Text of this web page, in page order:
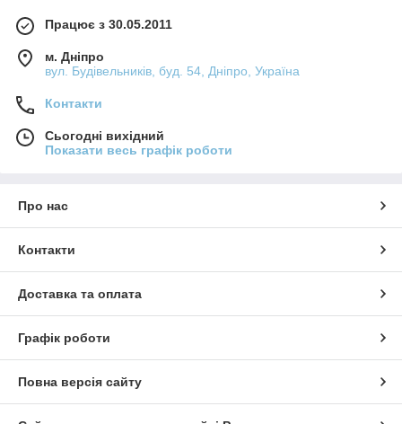
Працює з 30.05.2011
м. Дніпро
вул. Будівельників, буд. 54, Дніпро, Україна
Контакти
Сьогодні вихідний
Показати весь графік роботи
Про нас
Контакти
Доставка та оплата
Графік роботи
Повна версія сайту